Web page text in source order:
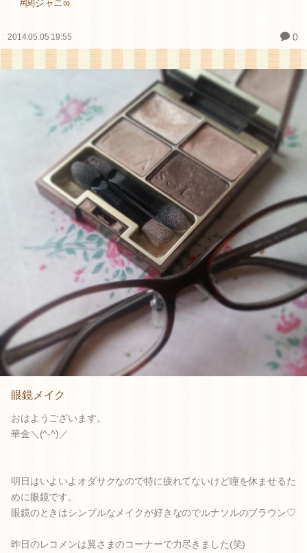
#関ジャニ∞
2014.05.05 19:55 0
眼鏡メイク
おはようございます。
華金＼(^-^)／
明日はいよいよオダサクなので特に疲れてないけど瞳を休ませるた
めに眼鏡です。
眼鏡のときはシンプルなメイクが好きなのでルナソルのブラウン♡
昨日のレコメンは翼さまのコーナーで力尽きました(笑)